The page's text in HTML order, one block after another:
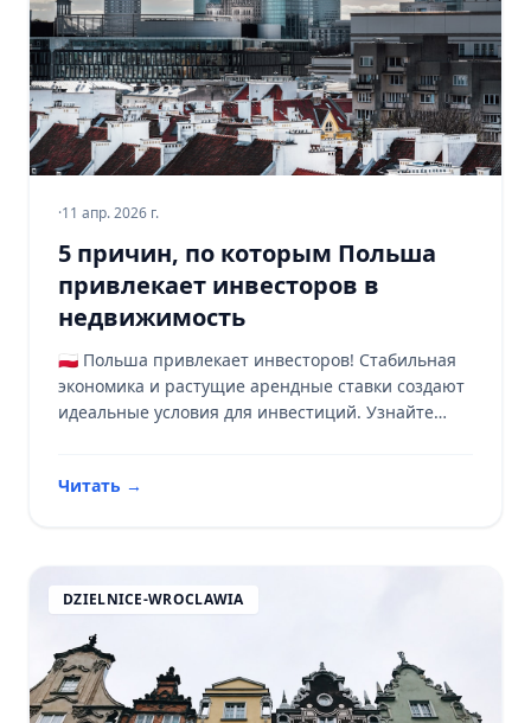
·11 апр. 2026 г.
5 причин, по которым Польша
привлекает инвесторов в
недвижимость
🇵🇱 Польша привлекает инвесторов! Стабильная
экономика и растущие арендные ставки создают
идеальные условия для инвестиций. Узнайте
Читать →
DZIELNICE-WROCLAWIA